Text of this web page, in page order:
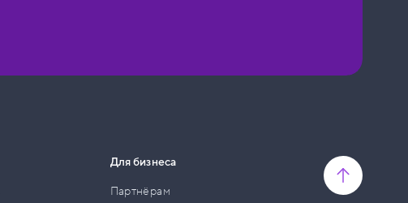
Для бизнеса
Партнёрам